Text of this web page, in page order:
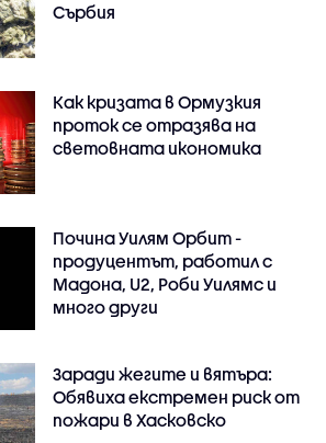
Сърбия
Как кризата в Ормузкия
проток се отразява на
световната икономика
Почина Уилям Орбит -
продуцентът, работил с
Мадона, U2, Роби Уилямс и
много други
Заради жегите и вятъра:
Обявиха екстремен риск от
пожари в Хасковско